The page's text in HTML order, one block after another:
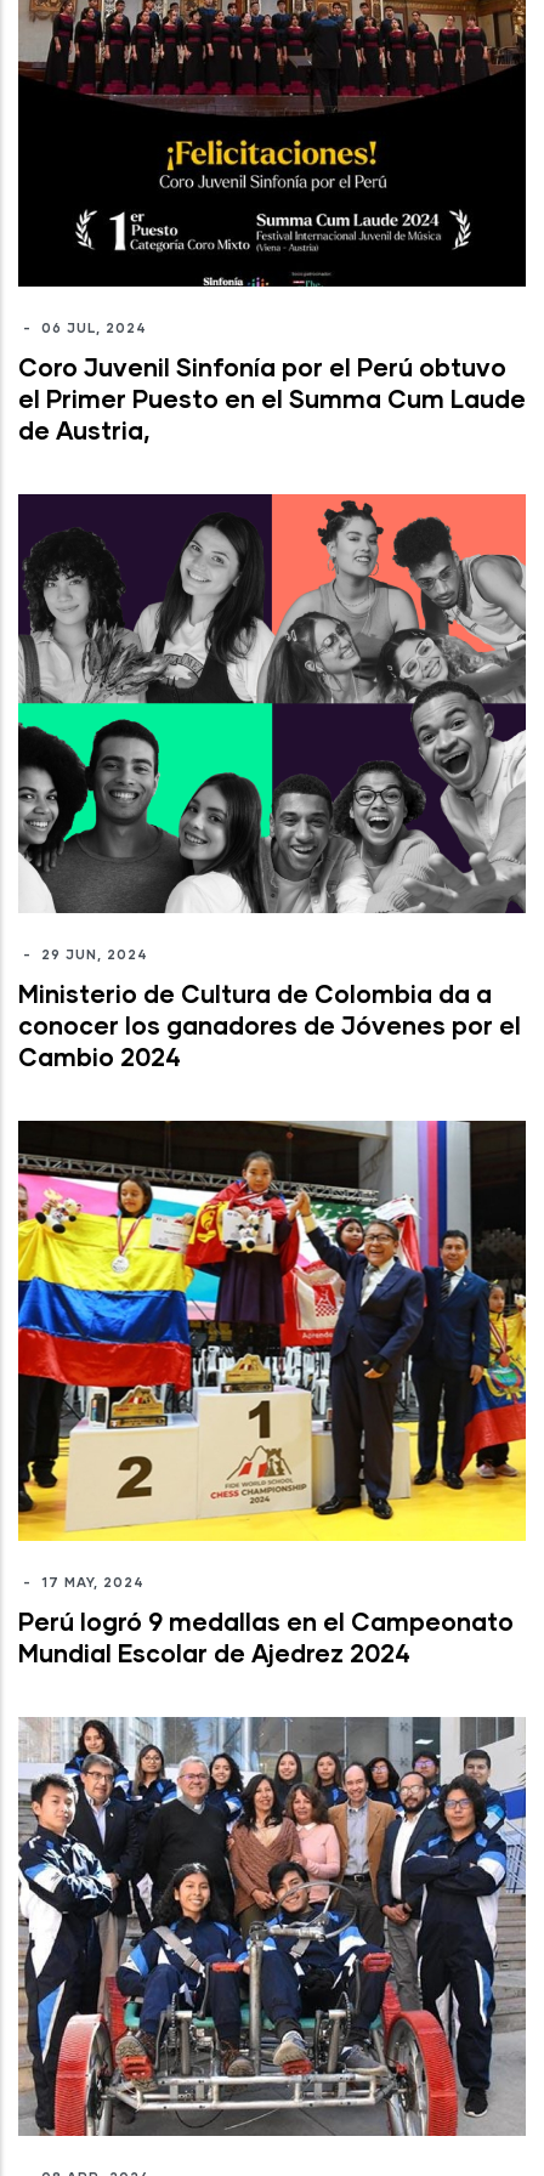
- 06 JUL, 2024
Coro Juvenil Sinfonía por el Perú obtuvo
el Primer Puesto en el Summa Cum Laude
de Austria,
- 29 JUN, 2024
Ministerio de Cultura de Colombia da a
conocer los ganadores de Jóvenes por el
Cambio 2024
- 17 MAY, 2024
Perú logró 9 medallas en el Campeonato
Mundial Escolar de Ajedrez 2024